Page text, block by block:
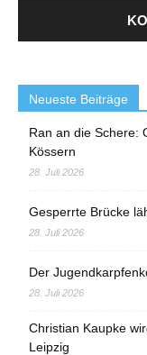
Neueste Beiträge
Ran an die Schere:
Kössern
28. Juli 2026
Gesperrte Brücke
28. Juli 2026
Der
28. Juli 2026
Christian Kaupke
Leipzig